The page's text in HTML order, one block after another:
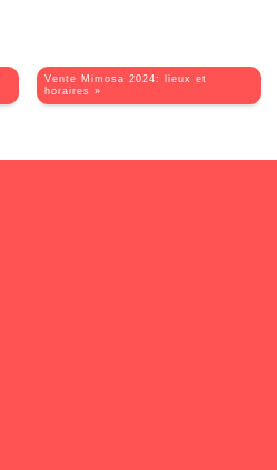
Vente Mimosa 2024: lieux et
horaires »